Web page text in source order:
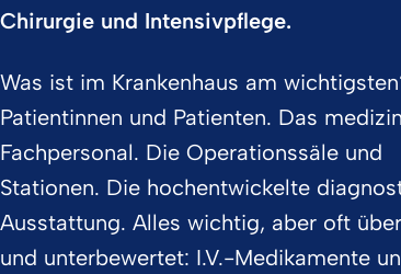
Chirurgie und Intensivpflege.
Was ist im Krankenhaus am
Patientinnen und Patienten. Das
Fachpersonal. Die Operationssäle und
Stationen. Die hochentwickelte
Ausstattung. Alles wichtig, aber oft
und unterbewertet: I.V.-Medikamente